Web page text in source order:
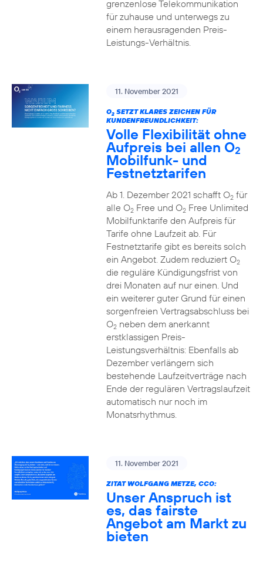
grenzenlose Telekommunikation
für zuhause und unterwegs zu
einem herausragenden Preis-
Leistungs-Verhältnis.
11. November 2021
O2SETZT KLARES ZEICHEN FÜR
KUNDENFREUNDLICHKEIT:
Volle Flexibilität ohne
Aufpreis bei allen O2
Mobilfunk- und
Festnetztarifen
Ab 1. Dezember 2021 schafft O2für
alle O2Free und O2Free Unlimited
Mobilfunktarife den Aufpreis für
Tarife ohne Laufzeit ab. Für
Festnetztarife gibt es bereits solch
ein Angebot. Zudem reduziert O2
die reguläre Kündigungsfrist von
drei Monaten auf nur einen. Und
ein weiterer guter Grund für einen
sorgenfreien Vertragsabschluss bei
O2neben dem anerkannt
erstklassigen Preis-
Leistungsverhältnis: Ebenfalls ab
Dezember verlängern sich
bestehende Laufzeitverträge nach
Ende der regulären Vertragslaufzeit
automatisch nur noch im
Monatsrhythmus.
11. November 2021
ZITAT WOLFGANG METZE, CCO:
Unser Anspruch ist
es, das fairste
Angebot am Markt zu
bieten